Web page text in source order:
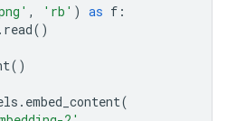
, 'rb' ) as f :
. read()
()
. embed_content(